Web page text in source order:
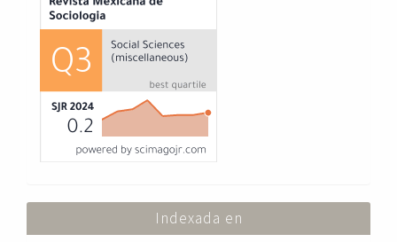
Indexada en